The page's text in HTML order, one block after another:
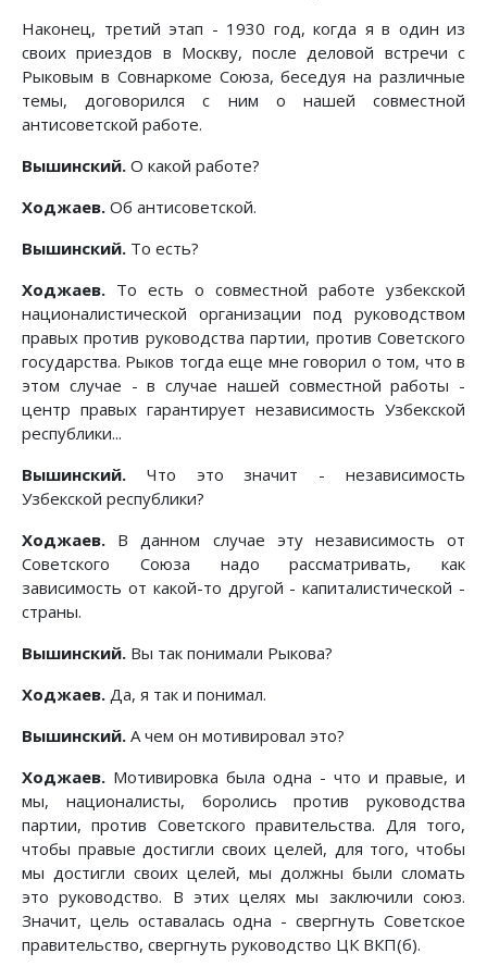
Наконец, третий этап - 1930 год, когда я в один из
своих приездов в Москву, после деловой встречи с
Рыковым в Совнаркоме Союза, беседуя на различные
темы, договорился с ним о нашей совместной
антисоветской работе.
Вышинский. О какой работе?
Ходжаев. Об антисоветской.
Вышинский. То есть?
Ходжаев. То есть о совместной работе узбекской
националистической организации под руководством
правых против руководства партии, против Советского
государства. Рыков тогда еще мне говорил о том, что в
этом случае - в случае нашей совместной работы -
центр правых гарантирует независимость Узбекской
республики...
Вышинский. Что это значит - независимость
Узбекской республики?
Ходжаев. В данном случае эту независимость от
Советского Союза надо рассматривать, как
зависимость от какой-то другой - капиталистической -
страны.
Вышинский. Вы так понимали Рыкова?
Ходжаев. Да, я так и понимал.
Вышинский. А чем он мотивировал это?
Ходжаев. Мотивировка была одна - что и правые, и
мы, националисты, боролись против руководства
партии, против Советского правительства. Для того,
чтобы правые достигли своих целей, для того, чтобы
мы достигли своих целей, мы должны были сломать
это руководство. В этих целях мы заключили союз.
Значит, цель оставалась одна - свергнуть Советское
правительство, свергнуть руководство ЦК ВКП(б).